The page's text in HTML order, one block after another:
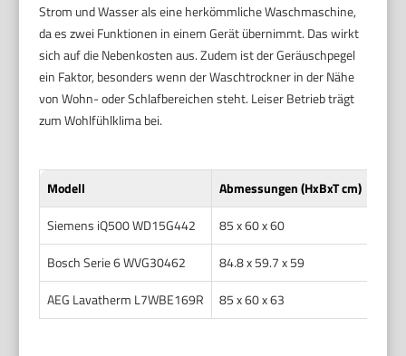
Strom und Wasser als eine herkömmliche Waschmaschine,
da es zwei Funktionen in einem Gerät übernimmt. Das wirkt
sich auf die Nebenkosten aus. Zudem ist der Geräuschpegel
ein Faktor, besonders wenn der Waschtrockner in der Nähe
von Wohn- oder Schlafbereichen steht. Leiser Betrieb trägt
zum Wohlfühlklima bei.
Modell Abmessungen (HxBxT cm)
Siemens iQ500 WD15G442
85 x 60 x 60
Bosch Serie 6 WVG30462
84.8 x 59.7 x 59
AEG Lavatherm L7WBE169R
85 x 60 x 63